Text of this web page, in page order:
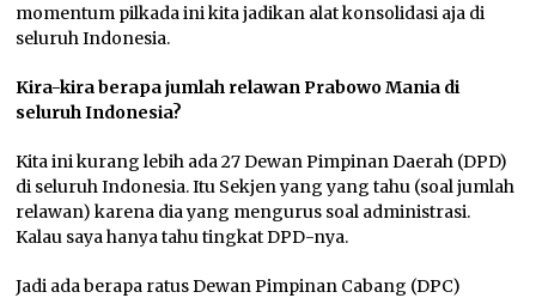
momentum pilkada ini kita jadikan alat konsolidasi aja di
seluruh Indonesia.
Kira-kiraberapa jumlah relawan Prabowo Mania di
seluruh Indonesia?
Kita ini kurang lebih ada 27 Dewan Pimpinan Daerah (DPD)
di seluruh Indonesia. Itu Sekjen yang yang tahu (soal jumlah
relawan) karena dia yang mengurus soal administrasi.
Kalau saya hanya tahu tingkat DPD-nya.
Jadi ada berapa ratus Dewan Pimpinan Cabang (DPC)